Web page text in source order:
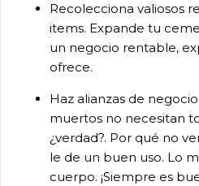
Recolecciona valiosos
items. Expande tu
un negocio rentable,
ofrece.
Haz alianzas de
muertos no necesitan
¿verdad?. Por qué no
le de un buen uso. Lo
cuerpo. ¡Siempre es